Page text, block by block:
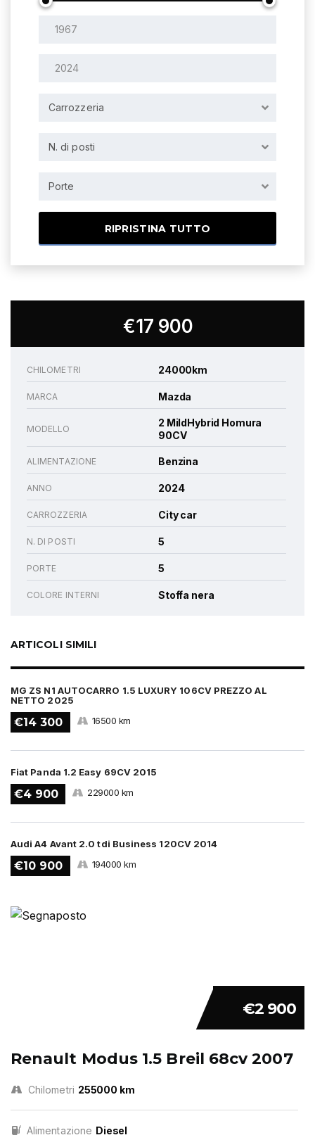
Carrozzeria
N. di posti
Porte
RIPRISTINA TUTTO
€17 900
CHILOMETRI 24000km
MARCA Mazda
MODELLO
2 MildHybrid Homura
90CV
ALIMENTAZIONE Benzina
ANNO 2024
CARROZZERIA City car
N. DI POSTI 5
PORTE 5
COLORE INTERNI Stoffa nera
ARTICOLI SIMILI
MG ZS N1 AUTOCARRO 1.5 LUXURY 106CV PREZZO AL
NETTO 2025
€14 300 16500 km
Fiat Panda 1.2 Easy 69CV 2015
€4 900 229000 km
Audi A4 Avant 2.0 tdi Business 120CV 2014
€10 900 194000 km
€2 900
Renault Modus 1.5 Breil 68cv 2007
Chilometri 255000 km
Alimentazione Diesel